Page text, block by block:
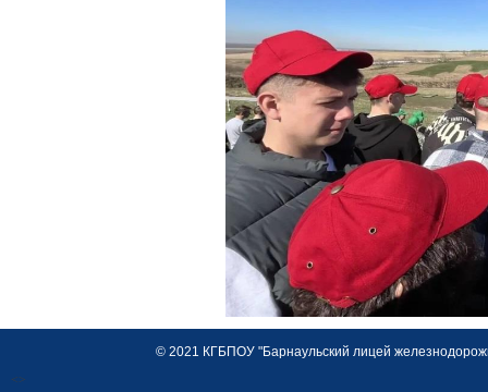
© 2021 КГБПОУ "Барнаульский лицей
<>